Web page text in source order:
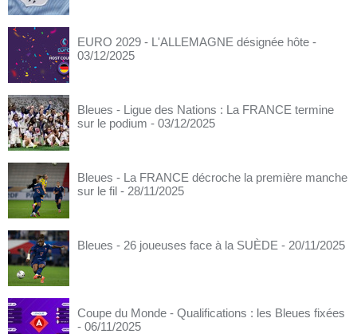
EURO 2029 - L'ALLEMAGNE désignée hôte -
03/12/2025
Bleues - Ligue des Nations : La FRANCE termine
sur le podium - 03/12/2025
Bleues - La FRANCE décroche la première manche
sur le fil - 28/11/2025
Bleues - 26 joueuses face à la SUÈDE - 20/11/2025
Coupe du Monde - Qualifications : les Bleues fixées
- 06/11/2025